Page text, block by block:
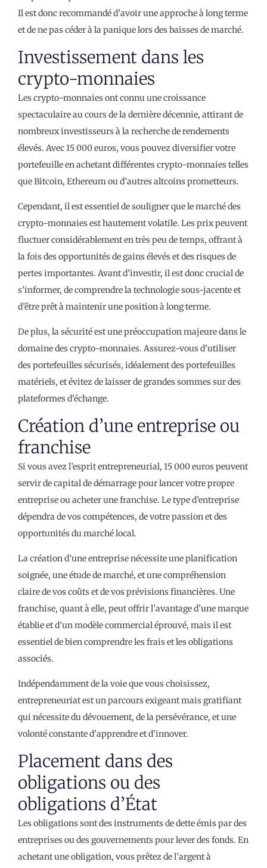
Il est donc recommandé d’avoir une approche à long terme
et de ne pas céder à la panique lors des baisses de marché.
Investissement dans les
crypto-monnaies
Les crypto-monnaies ont connu une croissance
spectaculaire au cours de la dernière décennie, attirant de
nombreux investisseurs à la recherche de rendements
élevés. Avec 15 000 euros, vous pouvez diversifier votre
portefeuille en achetant différentes crypto-monnaies telles
que Bitcoin, Ethereum ou d’autres altcoins prometteurs.
Cependant, il est essentiel de souligner que le marché des
crypto-monnaies est hautement volatile. Les prix peuvent
fluctuer considérablement en très peu de temps, offrant à
la fois des opportunités de gains élevés et des risques de
pertes importantes. Avant d’investir, il est donc crucial de
s’informer, de comprendre la technologie sous-jacente et
d’être prêt à maintenir une position à long terme.
De plus, la sécurité est une préoccupation majeure dans le
domaine des crypto-monnaies. Assurez-vous d’utiliser
des portefeuilles sécurisés, idéalement des portefeuilles
matériels, et évitez de laisser de grandes sommes sur des
plateformes d’échange.
Création d’une entreprise ou
franchise
Si vous avez l’esprit entrepreneurial, 15 000 euros peuvent
servir de capital de démarrage pour lancer votre propre
entreprise ou acheter une franchise. Le type d’entreprise
dépendra de vos compétences, de votre passion et des
opportunités du marché local.
La création d’une entreprise nécessite une planification
soignée, une étude de marché, et une compréhension
claire de vos coûts et de vos prévisions financières. Une
franchise, quant à elle, peut offrir l’avantage d’une marque
établie et d’un modèle commercial éprouvé, mais il est
essentiel de bien comprendre les frais et les obligations
associés.
Indépendamment de la voie que vous choisissez,
entrepreneuriat est un parcours exigeant mais gratifiant
qui nécessite du dévouement, de la persévérance, et une
volonté constante d’apprendre et d’innover.
Placement dans des
obligations ou des
obligations d’État
Les obligations sont des instruments de dette émis par des
entreprises ou des gouvernements pour lever des fonds. En
achetant une obligation, vous prêtez de l’argent à